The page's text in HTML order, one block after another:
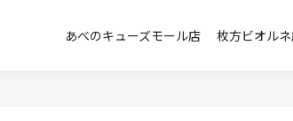
あべのキューズモール店 枚方ビオル